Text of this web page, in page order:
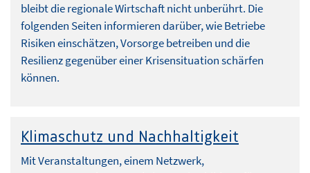
bleibt die regionale Wirtschaft nicht unberührt. Die
folgenden Seiten informieren darüber, wie Betriebe
Risiken einschätzen, Vorsorge betreiben und die
Resilienz gegenüber einer Krisensituation schärfen
können.
Klimaschutz und Nachhaltigkeit
Mit Veranstaltungen, einem Netzwerk,